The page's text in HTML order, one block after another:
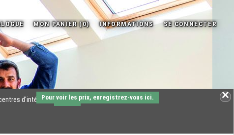
d'intérêts.
OK
Pour voir les prix, enregistrez-vous ici.